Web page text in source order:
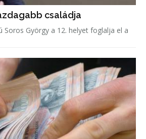
családja
Soros György a 12. helyet foglalja el a